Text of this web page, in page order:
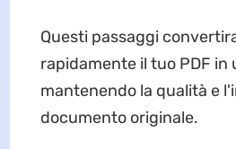
Questi passaggi
rapidamente il tuo PDF in
mantenendo la qualità e
documento originale.